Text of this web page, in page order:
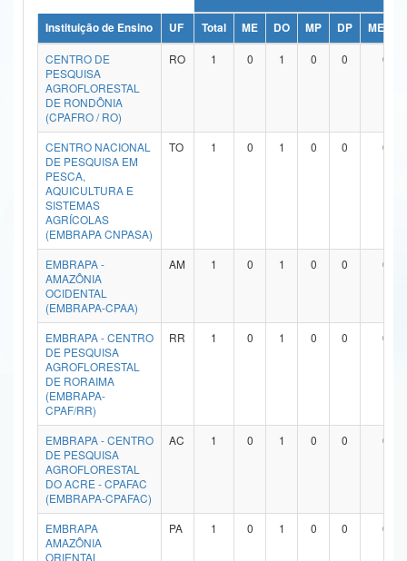
Ministério da Ciência, Tecnologia, Inovações e Comunicações
Ministério do Meio Ambiente
Ministério do Turismo
Ministério do Desenvolvimento Regional
Controladoria-Geral da União
Ministério da Mulher, da Família e dos Direitos Humanos
Secretaria-Geral
Secretaria de Governo
Gabinete de Segurança Institucional
Advocacia-Geral da União
Banco Central do Brasil
Instituição de Ensino UF Total ME DO MP DP
ME/DO
CENTRO DE
PESQUISA
AGROFLORESTAL
DE RONDÔNIA
(CPAFRO / RO)
RO 1 0 1 0 0 0
CENTRO NACIONAL
DE PESQUISA EM
PESCA,
AQUICULTURA E
SISTEMAS
AGRÍCOLAS
(EMBRAPA CNPASA)
TO 1 0 1 0 0 0
EMBRAPA -
AMAZÔNIA
OCIDENTAL
(EMBRAPA-CPAA)
AM 1 0 1 0 0 0
EMBRAPA - CENTRO
DE PESQUISA
AGROFLORESTAL
DE RORAIMA
(EMBRAPA-
CPAF/RR)
RR 1 0 1 0 0 0
EMBRAPA - CENTRO
DE PESQUISA
AGROFLORESTAL
DO ACRE - CPAFAC
(EMBRAPA-CPAFAC)
AC 1 0 1 0 0 0
EMBRAPA
AMAZÔNIA
ORIENTAL
PA 1 0 1 0 0 0